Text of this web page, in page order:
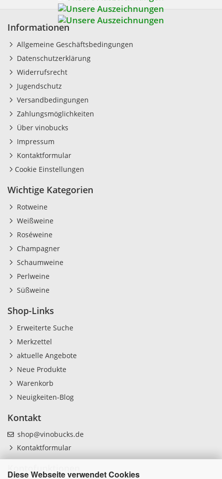
Diese Webseite verwendet Cookies
Informationen
Allgemeine Geschäftsbedingungen
Datenschutzerklärung
Widerrufsrecht
Jugendschutz
Versandbedingungen
Zahlungsmöglichkeiten
Über vinobucks
Impressum
Kontaktformular
Cookie Einstellungen
Wichtige Kategorien
Rotweine
Weißweine
Roséweine
Champagner
Schaumweine
Perlweine
Süßweine
Shop-Links
Erweiterte Suche
Merkzettel
aktuelle Angebote
Neue Produkte
Warenkorb
Neuigkeiten-Blog
Kontakt
shop@vinobucks.de
Kontaktformular